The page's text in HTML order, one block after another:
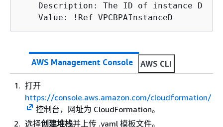
    Description: The ID of instance D
    Value: !Ref VPCBPAInstanceD
AWS Management Console AWS CLI
打开
https://console.aws.amazon.com/cloudformation/
控制台，网址为 CloudFormation。
选择创建堆栈并上传 .yaml 模板文件。